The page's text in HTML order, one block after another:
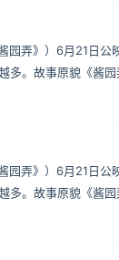
园弄》）6月21日
多。故事原貌《酱
园弄》）6月21日
多。故事原貌《酱